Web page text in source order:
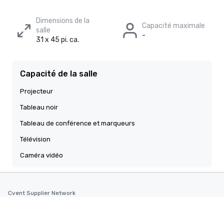
Dimensions de la
salle
31 x 45 pi. ca.
Capacité maximale
-
Capacité de la salle
Projecteur
Tableau noir
Tableau de conférence et marqueurs
Télévision
Caméra vidéo
Cvent Supplier Network